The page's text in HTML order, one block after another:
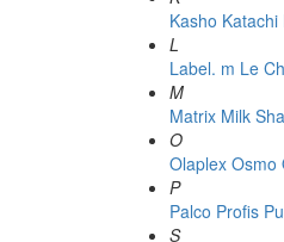
Kasho Katachi
L
Label. m Le
M
Matrix Milk
O
Olaplex Osmo
P
Palco Profis
S